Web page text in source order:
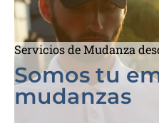
Servicios de Mudanza
Somos tu
mudanzas